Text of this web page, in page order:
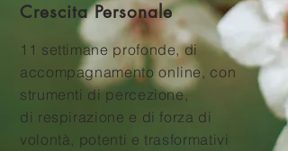
Crescita Personale
11 settimane profonde, di
accompagnamento online, con
strumenti di percezione,
di respirazione e di forza di
volontà, potenti e trasformativi